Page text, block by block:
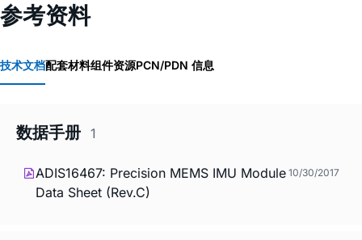
参考资料
技术文档配套材料组件资源PCN/PDN 信息
数据手册 1
ADIS16467: Precision MEMS IMU Module
Data Sheet (Rev.C)
10/30/2017